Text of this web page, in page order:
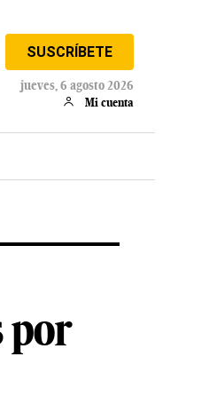
SUSCRÍBETE
jueves, 6 agosto 2026
Mi cuenta
por